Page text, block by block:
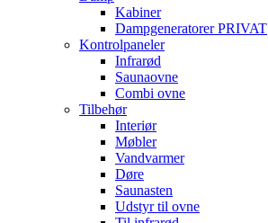
Kabiner
Dampgeneratorer PRIVAT
Kontrolpaneler
Infrarød
Saunaovne
Combi ovne
Tilbehør
Interiør
Møbler
Vandvarmer
Døre
Saunasten
Udstyr til ovne